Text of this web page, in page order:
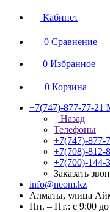
Кабинет
0 Сравнение
0 Избранное
0 Корзина
+7(747)-877-77-21
Назад
Телефоны
+7(747)-877-
+7(708)-812-
+7(700)-144-
Заказать
info@neom.kz
Алматы, улица
Пн. – Пт.: с 9:00 до